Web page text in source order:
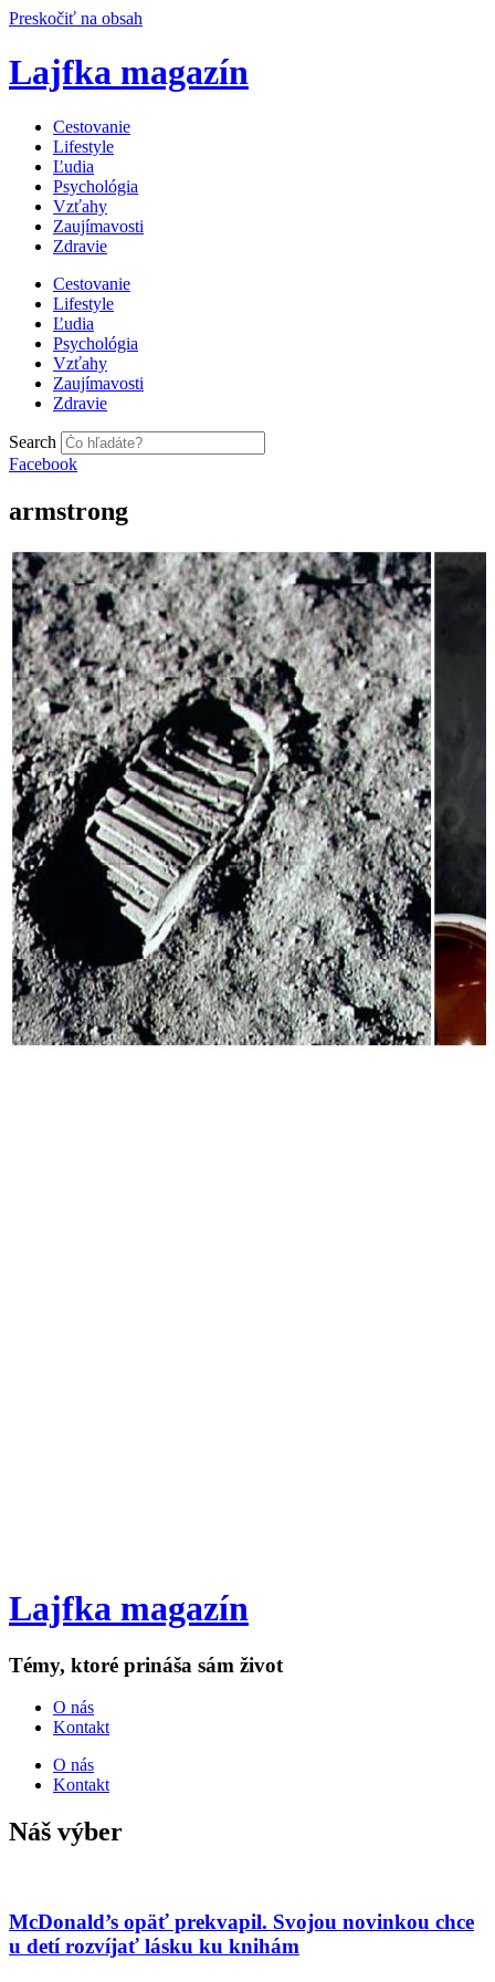
Preskočiť na obsah
Lajfka magazín
Cestovanie
Lifestyle
Ľudia
Psychológia
Vzťahy
Zaujímavosti
Zdravie
Cestovanie
Lifestyle
Ľudia
Psychológia
Vzťahy
Zaujímavosti
Zdravie
Search
Facebook
armstrong
Lajfka magazín
Témy, ktoré prináša sám život
O nás
Kontakt
O nás
Kontakt
Náš výber
McDonald’s opäť prekvapil. Svojou novinkou chce
u detí rozvíjať lásku ku knihám